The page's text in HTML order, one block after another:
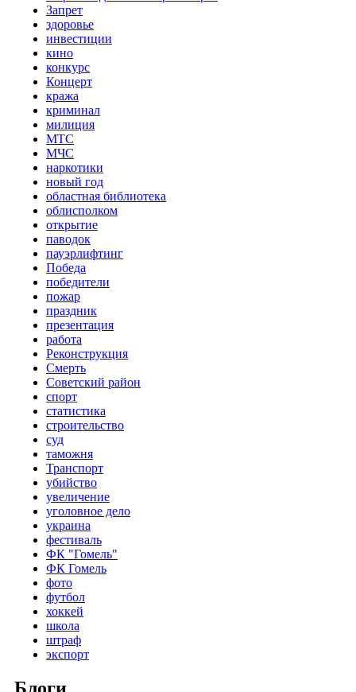
Запрет
здоровье
инвестиции
кино
конкурс
Концерт
кража
криминал
милиция
МТС
МЧС
наркотики
новый год
областная библиотека
облисполком
открытие
паводок
пауэрлифтинг
Победа
победители
пожар
праздник
презентация
работа
Реконструкция
Смерть
Советский район
спорт
статистика
строительство
суд
таможня
Транспорт
убийство
увеличение
уголовное дело
украина
фестиваль
ФК "Гомель"
ФК Гомель
фото
футбол
хоккей
школа
штраф
экспорт